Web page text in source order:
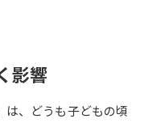
影響
は、どうも子どもの頃